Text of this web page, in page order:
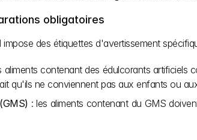
obligatoires
des étiquettes d'avertissement
aliments contenant des édulcorants artificiels
qu'ils ne conviennent pas aux enfants ou
: les aliments contenant du GMS